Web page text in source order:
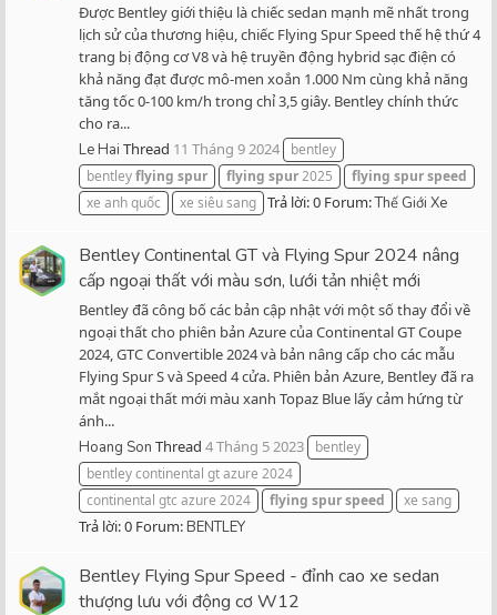
Được Bentley giới thiệu là chiếc sedan mạnh mẽ nhất trong
lịch sử của thương hiệu, chiếc Flying Spur Speed thế hệ thứ 4
trang bị động cơ V8 và hệ truyền động hybrid sạc điện có
khả năng đạt được mô-men xoắn 1.000 Nm cùng khả năng
tăng tốc 0-100 km/h trong chỉ 3,5 giây. Bentley chính thức
cho ra...
Le Hai Thread 11 Tháng 9 2024
bentley
bentleyflying spur flying spur2025 flying spurspeed
xe anh quốc
xe siêu sang Trả lời: 0 Forum:Thế Giới Xe
Bentley Continental GT và Flying Spur 2024 nâng
cấp ngoại thất với màu sơn, lưới tản nhiệt mới
Bentley đã công bố các bản cập nhật với một số thay đổi về
ngoại thất cho phiên bản Azure của Continental GT Coupe
2024, GTC Convertible 2024 và bản nâng cấp cho các mẫu
Flying Spur S và Speed 4 cửa. Phiên bản Azure, Bentley đã ra
mắt ngoại thất mới màu xanh Topaz Blue lấy cảm hứng từ
ánh...
Hoang Son Thread 4 Tháng 5 2023
bentley
bentley continental gt azure 2024
continental gtc azure 2024
flying spurspeed xe sang
Trả lời: 0 Forum:BENTLEY
Bentley Flying Spur Speed - đỉnh cao xe sedan
thượng lưu với động cơ W12